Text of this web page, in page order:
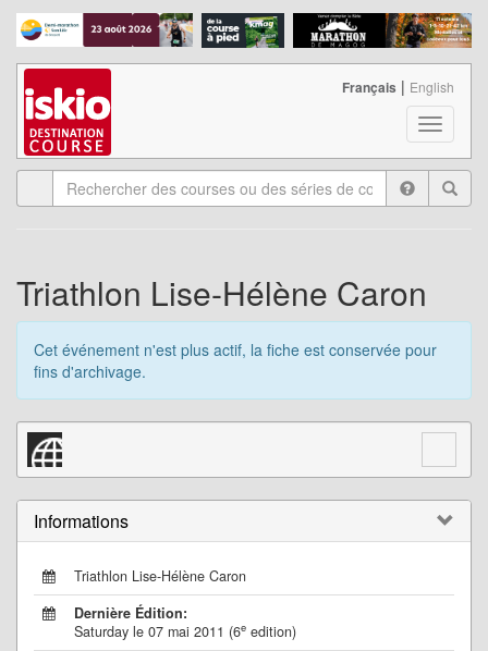
T
o
g
l
i
g
o
Français | English
Triathlon Lise-Hélène Caron
Cet événement n'est plus actif, la fiche est conservée pour
fins d'archivage.
Informations
Triathlon Lise-Hélène Caron
Dernière Édition:
Saturday le 07 mai 2011 (6e edition)